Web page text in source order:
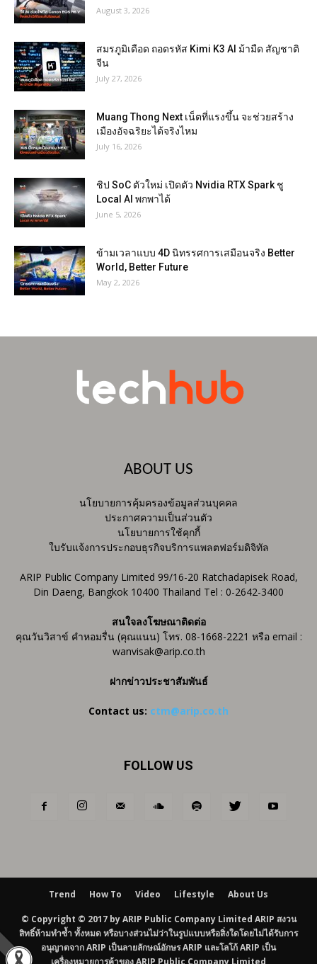
August 3, 2026
สมรภูมิเดือด ถอดรหัส Kimi K3 AI ม้ามืด สัญชาติ
จีน
July 27, 2026
Muang Thong Next เน็ตที่แรงขึ้น จะช่วยสร้าง
เมืองอัจฉริยะได้จริงไหม
July 16, 2026
ชิป SoC ตัวใหม่ เปิดตัว Nvidia RTX Spark ชู
Local AI พกพาได้
June 5, 2026
ข้ามเวลาแบบ 4D นิทรรศการเสมือนจริง Better
World, Better Future
May 2, 2026
ABOUT US
นโยบายการคุ้มครองข้อมูลส่วนบุคคล
ประกาศความเป็นส่วนตัว
นโยบายการใช้คุกกี้
ใบรับแจ้งการประกอบธุรกิจบริการแพลตฟอร์มดิจิทัล
ARIP Public Company Limited 99/16-20 Ratchadapisek Road,
Din Daeng, Bangkok 10400 Thailand Tel : 0-2642-3400
สนใจลงโฆษณาติดต่อ
คุณวันวิสาข์ คำหอมรื่น (คุณแนน) โทร. 08-1668-2221 หรือ email :
wanvisak@arip.co.th
ฝากข่าวประชาสัมพันธ์
Contact us: ctm@arip.co.th
FOLLOW US
Trend How To Video Lifestyle About Us
© Copyright © 2017 by ARIP Public Company Limited ARIP สงวน
สิทธิ์ห้ามทำซ้ำ ทั้งหมด หรือบางส่วนไม่ว่าในรูปแบบหรือสิ่งใดโดยไม่ได้รับการ
อนุญาตจาก ARIP เป็นลายลักษณ์อักษร ARIP และโลโก้ ARIP เป็น
เครื่องหมายการค้าของ ARIP Public Company Limited